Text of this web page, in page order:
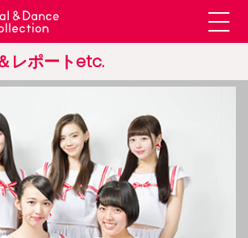
レポートetc.